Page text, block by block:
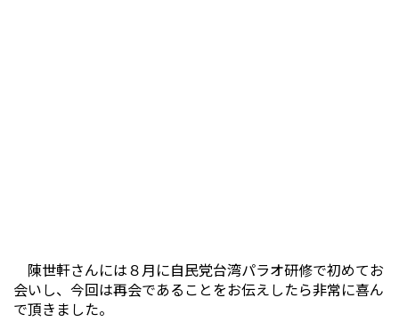
陳世軒さんには８月に自民党台湾パラオ研修で初めてお
会いし、今回は再会であることをお伝えしたら非常に喜ん
で頂きました。